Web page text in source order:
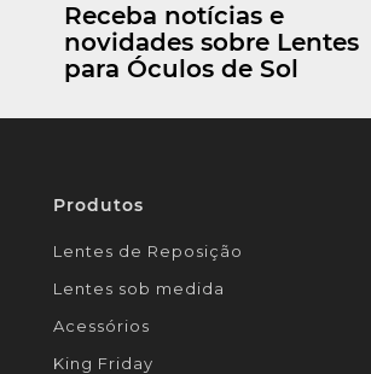
Receba notícias e
novidades sobre Lentes
para Óculos de Sol
Produtos
Lentes de Reposição
Lentes sob medida
Acessórios
King Friday